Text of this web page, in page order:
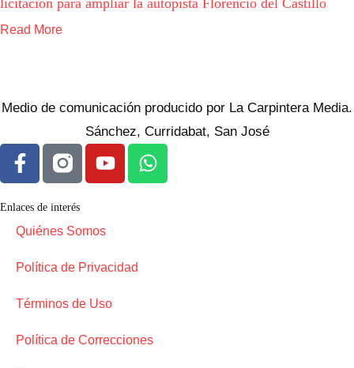
Read More
Medio de comunicación producido por La Carpintera Media.
Sánchez, Curridabat, San José
Enlaces de interés
Quiénes Somos
Política de Privacidad
Términos de Uso
Política de Correcciones